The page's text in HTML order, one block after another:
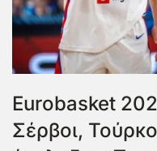
Eurobasket
Σέρβοι,